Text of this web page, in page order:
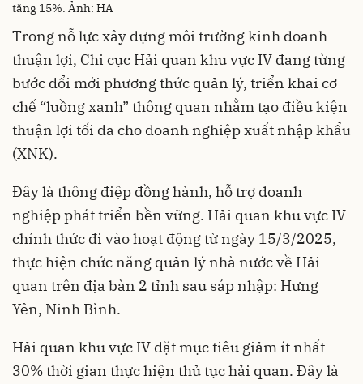
tăng 15%. Ảnh: HA
Trong nỗ lực xây dựng môi trường kinh doanh
thuận lợi, Chi cục Hải quan khu vực IV đang từng
bước đổi mới phương thức quản lý, triển khai cơ
chế “luồng xanh” thông quan nhằm tạo điều kiện
thuận lợi tối đa cho doanh nghiệp xuất nhập khẩu
(XNK).
Đây là thông điệp đồng hành, hỗ trợ doanh
nghiệp phát triển bền vững. Hải quan khu vực IV
chính thức đi vào hoạt động từ ngày 15/3/2025,
thực hiện chức năng quản lý nhà nước về Hải
quan trên địa bàn 2 tỉnh sau sáp nhập: Hưng
Yên, Ninh Bình.
Hải quan khu vực IV đặt mục tiêu giảm ít nhất
30% thời gian thực hiện thủ tục hải quan. Đây là